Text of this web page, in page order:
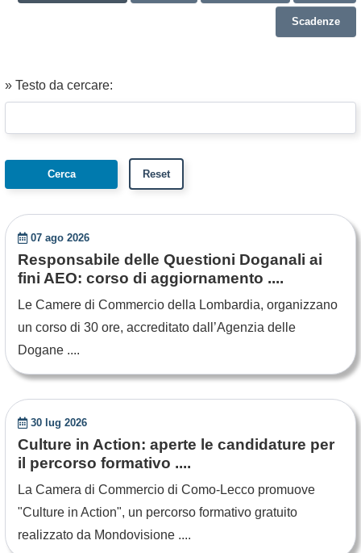
Scadenze
» Testo da cercare:
07 ago 2026
Responsabile delle Questioni Doganali ai
fini AEO: corso di aggiornamento ....
Le Camere di Commercio della Lombardia, organizzano
un corso di 30 ore, accreditato dall’Agenzia delle
Dogane ....
30 lug 2026
Culture in Action: aperte le candidature per
il percorso formativo ....
La Camera di Commercio di Como-Lecco promuove
"Culture in Action", un percorso formativo gratuito
realizzato da Mondovisione ....